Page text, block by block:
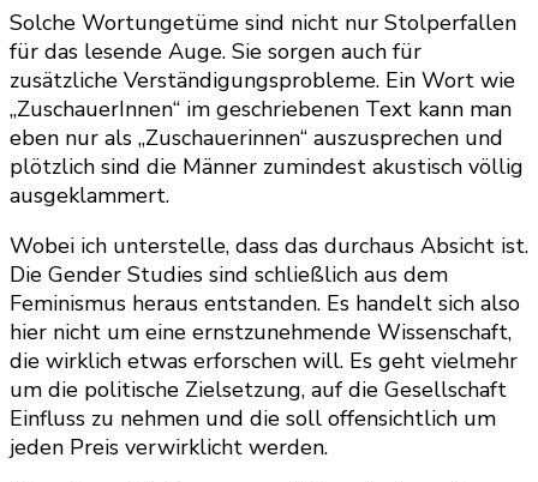
Solche Wortungetüme sind nicht nur Stolperfallen
für das lesende Auge. Sie sorgen auch für
zusätzliche Verständigungsprobleme. Ein Wort wie
„ZuschauerInnen“ im geschriebenen Text kann man
eben nur als „Zuschauerinnen“ auszusprechen und
plötzlich sind die Männer zumindest akustisch völlig
ausgeklammert.
Wobei ich unterstelle, dass das durchaus Absicht ist.
Die Gender Studies sind schließlich aus dem
Feminismus heraus entstanden. Es handelt sich also
hier nicht um eine ernstzunehmende Wissenschaft,
die wirklich etwas erforschen will. Es geht vielmehr
um die politische Zielsetzung, auf die Gesellschaft
Einfluss zu nehmen und die soll offensichtlich um
jeden Preis verwirklicht werden.